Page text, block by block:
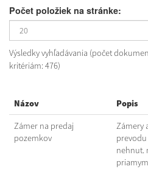
Počet položiek na stránke:
Výsledky vyhľadávania (počet
kritériám: 476)
Názov
Popis
Zámer na predaj
pozemkov
Zámery
prevodu
nehnut.